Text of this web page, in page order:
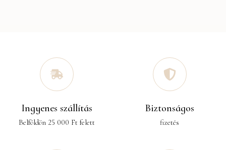
Ingyenes szállítás
Belföldön 25 000 Ft felett
Biztonságos
fizetés